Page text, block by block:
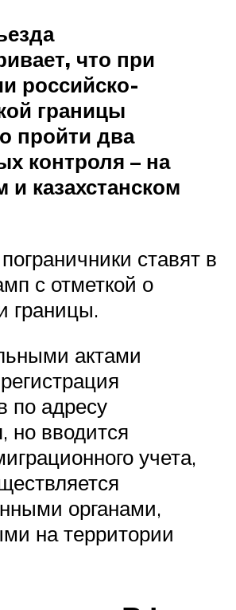
что при
российско-
границы
пройти два
контроля – на
и казахстанском
ставят в
с отметкой о
границы.
актами
по адресу
но вводится
учета,
органами,
на территории